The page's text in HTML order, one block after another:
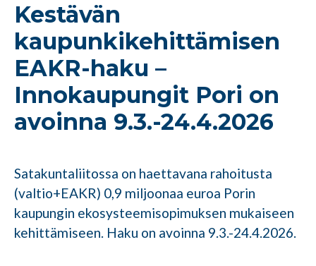
Kestävän
kaupunkikehittämisen
EAKR-haku –
Innokaupungit Pori on
avoinna 9.3.-24.4.2026
Satakuntaliitossa on haettavana rahoitusta
(valtio+EAKR) 0,9 miljoonaa euroa Porin
kaupungin ekosysteemisopimuksen mukaiseen
kehittämiseen. Haku on avoinna 9.3.-24.4.2026.